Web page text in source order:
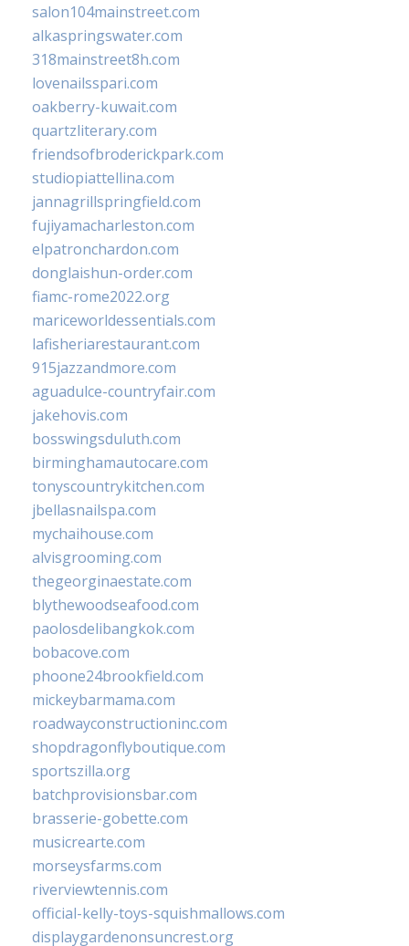
salon104mainstreet.com
alkaspringswater.com
318mainstreet8h.com
lovenailsspari.com
oakberry-kuwait.com
quartzliterary.com
friendsofbroderickpark.com
studiopiattellina.com
jannagrillspringfield.com
fujiyamacharleston.com
elpatronchardon.com
donglaishun-order.com
fiamc-rome2022.org
mariceworldessentials.com
lafisheriarestaurant.com
915jazzandmore.com
aguadulce-countryfair.com
jakehovis.com
bosswingsduluth.com
birminghamautocare.com
tonyscountrykitchen.com
jbellasnailspa.com
mychaihouse.com
alvisgrooming.com
thegeorginaestate.com
blythewoodseafood.com
paolosdelibangkok.com
bobacove.com
phoone24brookfield.com
mickeybarmama.com
roadwayconstructioninc.com
shopdragonflyboutique.com
sportszilla.org
batchprovisionsbar.com
brasserie-gobette.com
musicrearte.com
morseysfarms.com
riverviewtennis.com
official-kelly-toys-squishmallows.com
displaygardenonsuncrest.org